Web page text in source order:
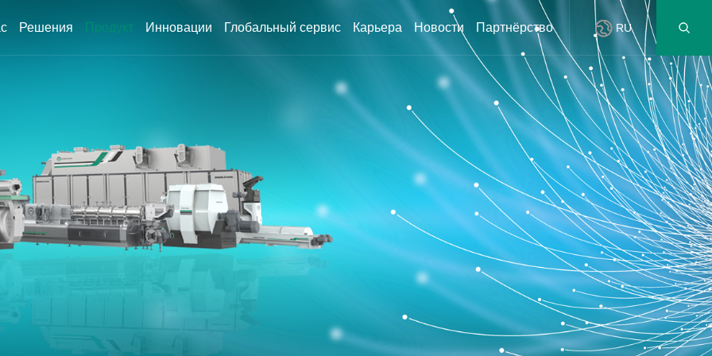
RU
Решения Продукт Инновации Глобальный сервис Карьера Новости Партнёрство